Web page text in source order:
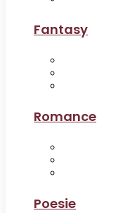
Fantasy
Romance
Poesie